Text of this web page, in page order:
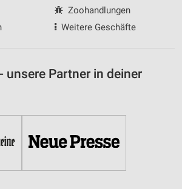
Zoohandlungen
Weitere Geschäfte
unsere Partner in deiner